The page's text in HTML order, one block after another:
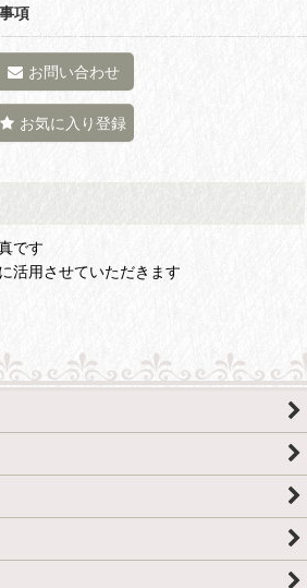
項
お問い合わせ
お気に入り登録
です
活用させていただきます